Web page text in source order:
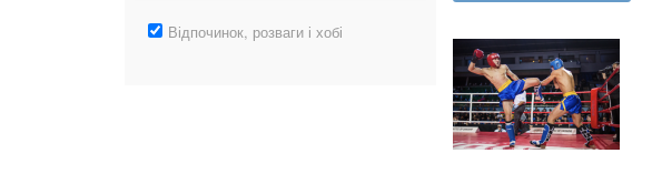
хобі
ЗнятиВідпочинок, розваги і хобі